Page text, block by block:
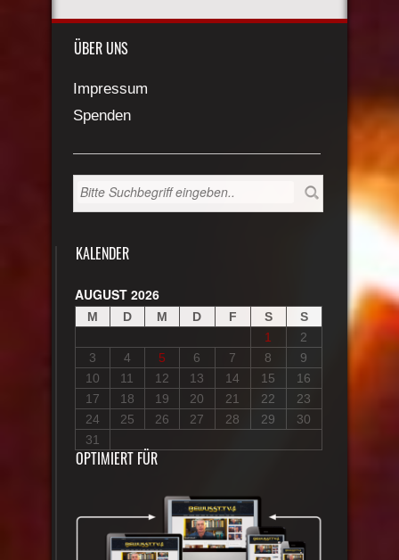
ÜBER UNS
Impressum
Spenden
KALENDER
AUGUST 2026
M D M D F S
S
1
2
3
4 5 6 7 8
9
10
11 12 13 14 15
16
17
18 19 20 21 22
23
24
25 26 27 28 29
30
31
OPTIMIERT FÜR